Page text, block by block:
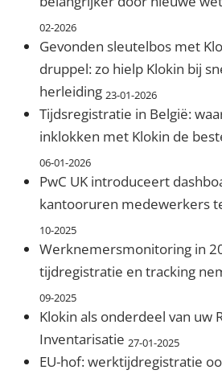
02-2026
Gevonden sleutelbos met
druppel: zo hielp Klokin bij
herleiding 23-01-2026
Tijdsregistratie in België:
inklokken met Klokin de
06-01-2026
PwC UK introduceert
kantooruren medewerkers
10-2025
Werknemersmonitoring in
tijdregistratie en tracking
09-2025
Klokin als onderdeel van uw
Inventarisatie 27-01-2025
EU-hof: werktijdregistratie